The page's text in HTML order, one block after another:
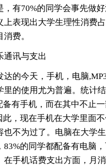
，有70%的同学会事先做
上表现出大学生理性消费
费。
讯与支出
的今天，手机，电脑
里的使用尤为普遍。统计
有手机，而在其中不止
此，现在手机在大学里面
也不为过了。电脑在大学
83%的同学都配备有电脑
在手机话费支出方面，月